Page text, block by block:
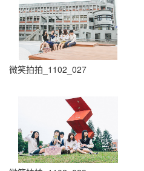
微笑拍拍_1102_027